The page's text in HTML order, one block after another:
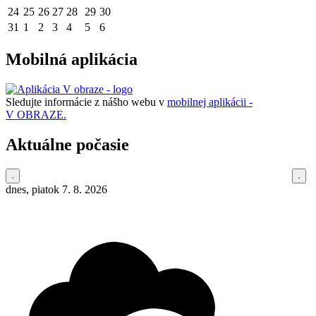
24 25 26 27 28 29 30
31 1 2 3 4 5 6
Mobilná aplikácia
Sledujte informácie z nášho webu v mobilnej aplikácii -
V OBRAZE.
Aktuálne počasie
dnes, piatok 7. 8. 2026